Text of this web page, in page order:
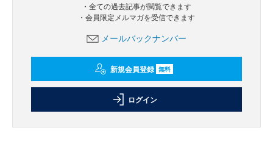
・全ての過去記事が閲覧できます
・会員限定メルマガを受信できます
メールバックナンバー
新規会員登録 無料
ログイン